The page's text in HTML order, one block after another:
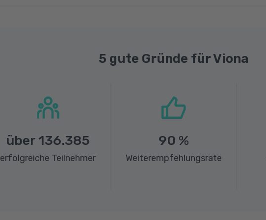
5 gute Gründe für Viona
über 136.385
erfolgreiche Teilnehmer
90 %
Weiterempfehlungsrate